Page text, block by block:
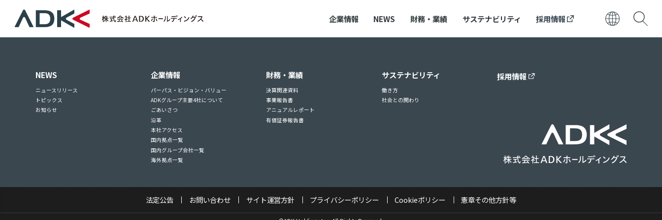
企業情報 NEWS 財務・業績 サステナビリティ 採用情報
NEWS
ニュースリリース
トピックス
お知らせ
企業情報
パーパス・ビジョン・バリュー
ADKグループ主要4社について
ごあいさつ
沿革
本社アクセス
国内拠点一覧
国内グループ会社一覧
海外拠点一覧
財務・業績
決算関連資料
事業報告書
アニュアルレポート
有価証券報告書
サステナビリティ
働き方
社会との関わり
採用情報
法定公告 お問い合わせ サイト運営方針 プライバシーポリシー Cookieポリシー 憲章その他方針等